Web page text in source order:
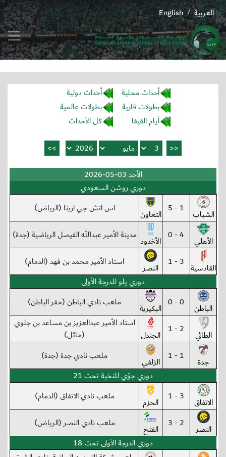
English / العربية
أحداث محلية
أحداث دولية
بطولات قارية
بطولات عالمية
أيام الفيفا
كل الأحداث
الأحد 03-05-2026
دوري روشن السعودي
الشباب 1 - 5 التعاون اس اتش جي ارينا (الرياض)
الأهلي 4 - 0 الأخدود مدينة الأمير عبدالله الفيصل الرياضية (جدة)
القادسية 3 - 1 النصر
استاد الأمير محمد بن فهد (الدمام)
دوري يلو للدرجة الأولى
الباطن 0 - 0 البكيرية ملعب نادي الباطن (حفر الباطن)
الطائي 2 - 1 الجندل
استاد الأمير عبدالعزيز بن مساعد بن جلوي
(حائل)
جدة 1 - 1 الزلفي
ملعب نادي جدة (جدة)
دوري جوّي للنخبة تحت 21
الاتفاق 3 - 1 الحزم ملعب نادي الاتفاق (الدمام)
النصر 2 - 3 الفتح
ملعب نادي النصر (الرياض)
دوري الدرجة الأولى تحت 18